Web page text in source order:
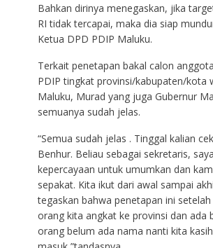
Bahkan dirinya menegaskan, jika
RI tidak tercapai, maka dia siap
Ketua DPD PDIP Maluku.
Terkait penetapan bakal calon
PDIP tingkat provinsi/kabupaten/kota
Maluku, Murad yang juga Gubernur
semuanya sudah jelas.
“Semua sudah jelas . Tinggal kalian
Benhur. Beliau sebagai sekretaris,
kepercayaan untuk umumkan dan
sepakat. Kita ikut dari awal sampai
tegaskan bahwa penetapan ini
orang kita angkat ke provinsi dan ada
orang belum ada nama nanti kita kasih